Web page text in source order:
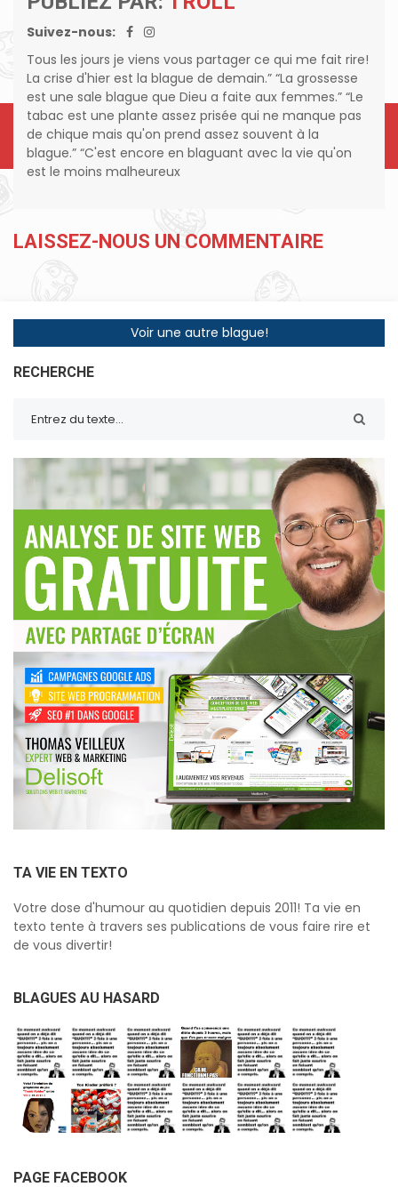
Suivez-nous:
Tous les jours je viens vous partager ce qui me fait rire!
La crise d'hier est la blague de demain.” “La grossesse
est une sale blague que Dieu a faite aux femmes.” “Le
tabac est une plante assez prisée qui ne manque pas
de chique mais qu'on prend assez souvent à la
blague.” “C'est encore en blaguant avec la vie qu'on
est le moins malheureux
LAISSEZ-NOUS UN COMMENTAIRE
Voir une autre blague!
RECHERCHE
TA VIE EN TEXTO
Votre dose d'humour au quotidien depuis 2011! Ta vie en
texto tente à travers ses publications de vous faire rire et
de vous divertir!
BLAGUES AU HASARD
PAGE FACEBOOK